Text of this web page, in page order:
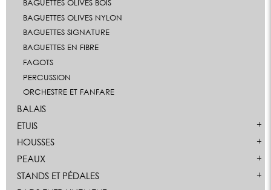
BAGUETTES OLIVES BOIS
BAGUETTES OLIVES NYLON
BAGUETTES SIGNATURE
BAGUETTES EN FIBRE
FAGOTS
PERCUSSION
ORCHESTRE ET FANFARE
BALAIS
ETUIS
HOUSSES
PEAUX
STANDS ET PÉDALES